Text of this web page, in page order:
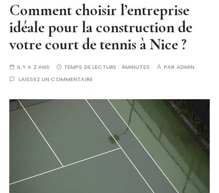
Comment choisir l’entreprise
idéale pour la construction de
votre court de tennis à Nice ?
IL Y A 2 ANS TEMPS DE LECTURE : 4MINUTES PAR ADMIN
LAISSEZ UN COMMENTAIRE